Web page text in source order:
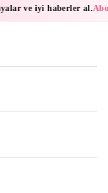
ve iyi haberler al.